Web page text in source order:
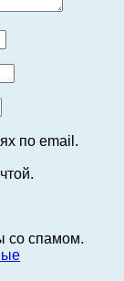
по email.
со спамом.